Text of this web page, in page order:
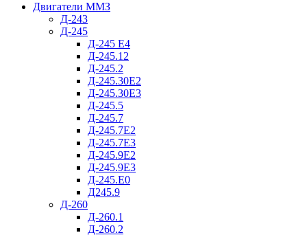
Двигатели ММЗ
Д-243
Д-245
Д-245 Е4
Д-245.12
Д-245.2
Д-245.30Е2
Д-245.30Е3
Д-245.5
Д-245.7
Д-245.7Е2
Д-245.7Е3
Д-245.9Е2
Д-245.9Е3
Д-245.Е0
Д245.9
Д-260
Д-260.1
Д-260.2